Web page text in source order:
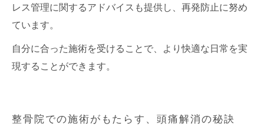
レス管理に関するアドバイスも提供し、再発防止に努め
ています。
自分に合った施術を受けることで、より快適な日常を実
現することができます。
整骨院での施術がもたらす、頭痛解消の秘訣